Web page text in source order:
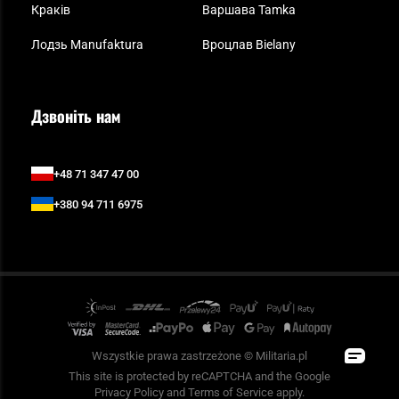
Краків
Лодзь Manufaktura
Варшава Tamka
Вроцлав Bielany
Дзвоніть нам
+48 71 347 47 00
+380 94 711 6975
Wszystkie prawa zastrzeżone © Militaria.pl
This site is protected by reCAPTCHA and the Google
Privacy Policy and Terms of Service apply.